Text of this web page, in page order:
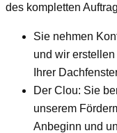
des kompletten
Sie nehmen
und wir
Ihrer
Der Clou: Sie
unserem
Anbeginn und